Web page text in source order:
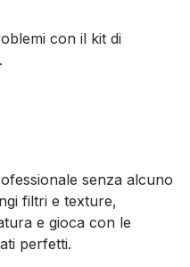
con il kit di
senza alcuno
filtri e texture,
e gioca con le
perfetti.